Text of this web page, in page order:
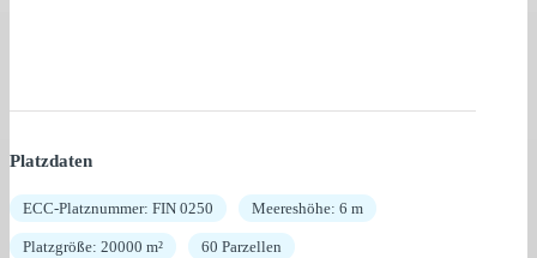
Platzdaten
ECC-Platznummer: FIN 0250 Meereshöhe: 6 m
Platzgröße: 20000 m² 60 Parzellen